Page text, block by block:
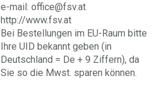
e-mail: office@fsv.at
http://www.fsv.at
Bei Bestellungen im EU-Raum bitte
Ihre UID bekannt geben (in
Deutschland = De + 9 Ziffern), da
Sie so die Mwst. sparen können.